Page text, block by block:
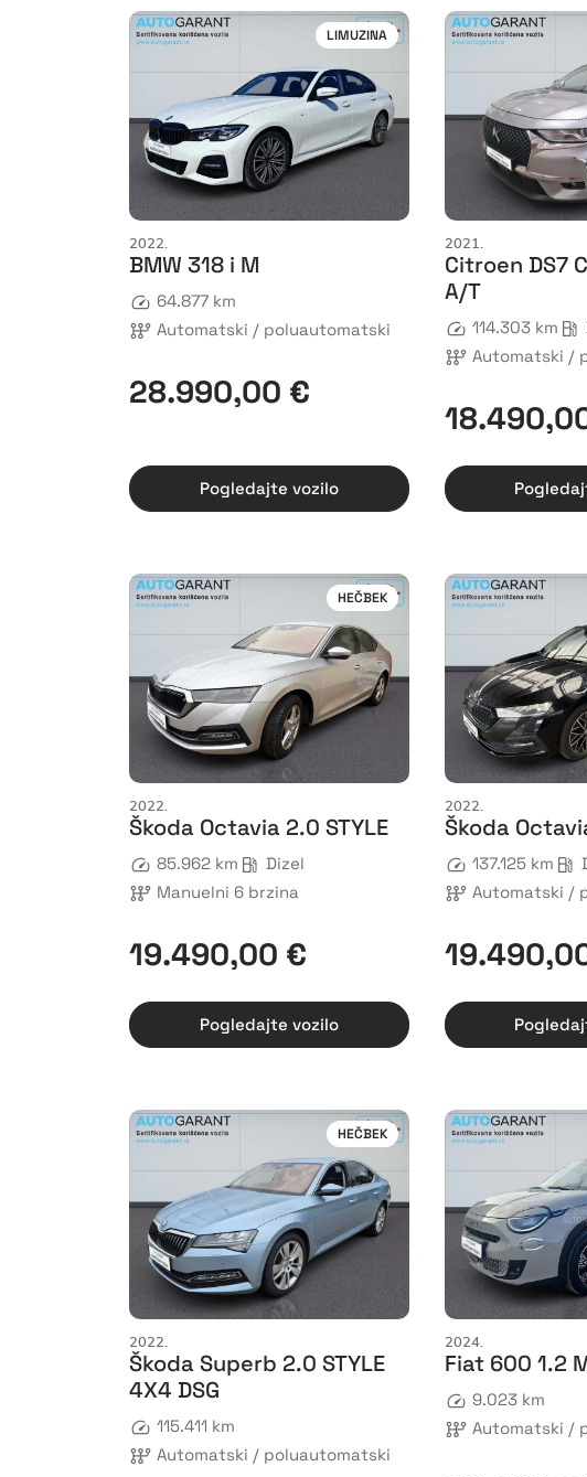
LIMUZINA
2022.
BMW 318 i M
64.877 km
Automatski / poluautomatski
28.990,00 €
Pogledajte vozilo
2021.
Citroen DS7
A/T
114.303 km
Automatski /
HEČBEK
2022.
Škoda Octavia 2.0 STYLE
85.962 km
Dizel
Manuelni 6 brzina
19.490,00 €
Pogledajte vozilo
2022.
Škoda
137.125 km
Automatski /
HEČBEK
2022.
Škoda Superb 2.0 STYLE
4X4 DSG
115.411 km
Automatski / poluautomatski
2024.
Fiat 600 1.2
9.023 km
Automatski /